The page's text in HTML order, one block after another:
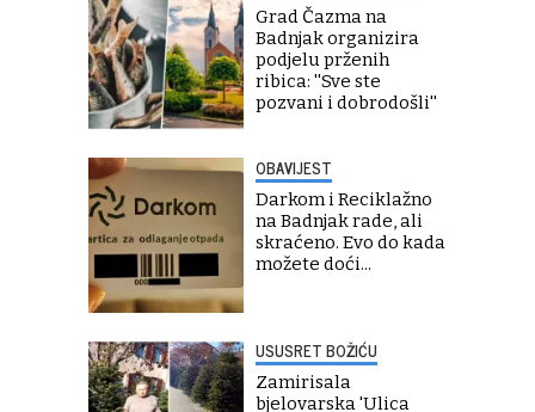
Grad Čazma na
Badnjak organizira
podjelu prženih
ribica: ''Sve ste
pozvani i dobrodošli''
OBAVIJEST
Darkom i Reciklažno
na Badnjak rade, ali
skraćeno. Evo do kada
možete doći...
USUSRET BOŽIĆU
Zamirisala
bjelovarska 'Ulica